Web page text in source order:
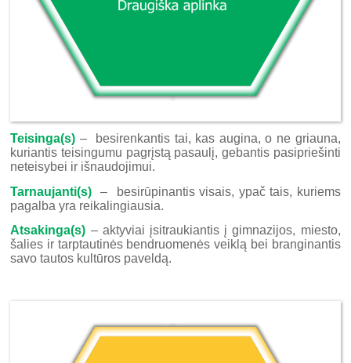
Teisinga(s) – besirenkantis tai, kas augina, o ne griauna,
kuriantis teisingumu pagrįstą pasaulį, gebantis pasipriešinti
neteisybei ir išnaudojimui.
Tarnaujanti(s) – besirūpinantis visais, ypač tais, kuriems
pagalba yra reikalingiausia.
Atsakinga(s) – aktyviai įsitraukiantis į gimnazijos, miesto,
šalies ir tarptautinės bendruomenės veiklą bei branginantis
savo tautos kultūros paveldą.